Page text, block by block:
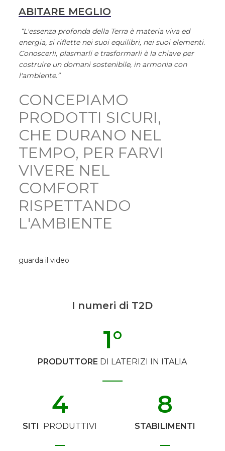
ABITARE MEGLIO
“L'essenza profonda della Terra è materia viva ed
energia, si riflette nei suoi equilibri, nei suoi elementi.
Conoscerli, plasmarli e trasformarli è la chiave per
costruire un domani sostenibile, in armonia con
l'ambiente.”
CONCEPIAMO
PRODOTTI SICURI,
CHE DURANO NEL
TEMPO, PER FARVI
VIVERE NEL
COMFORT
RISPETTANDO
L'AMBIENTE
guarda il video
I numeri di T2D
PRODUTTORE DI LATERIZI IN ITALIA
1°
SITI PRODUTTIVI
4
STABILIMENTI
8